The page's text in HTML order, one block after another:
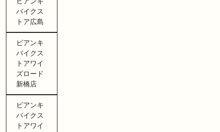
バイクス
トア広島
ビアンキ
バイクス
トアワイ
ズロード
新橋店
ビアンキ
バイクス
トアワイ